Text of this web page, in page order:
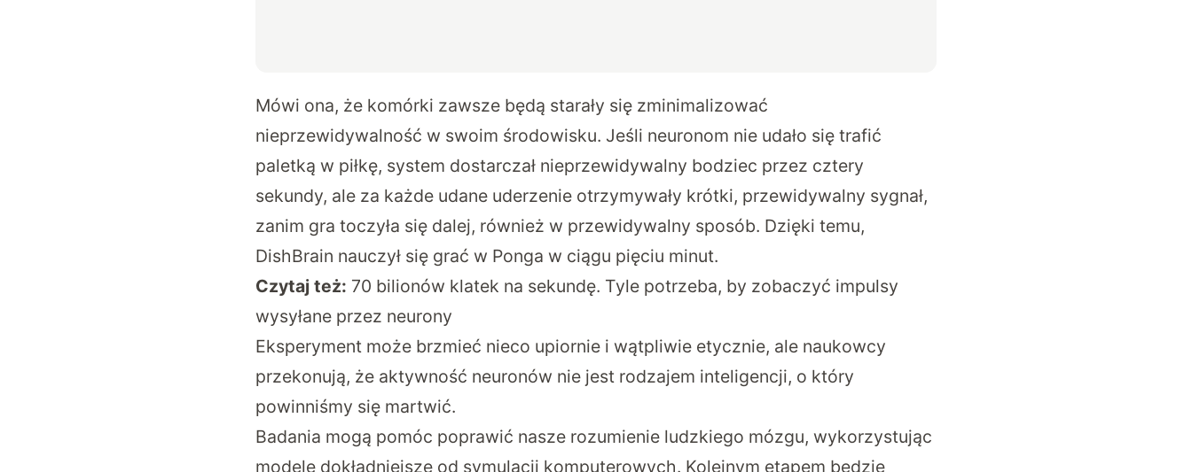
Mówi ona, że komórki zawsze będą starały się zminimalizować
nieprzewidywalność w swoim środowisku. Jeśli neuronom nie udało się trafić
paletką w piłkę, system dostarczał nieprzewidywalny bodziec przez cztery
sekundy, ale za każde udane uderzenie otrzymywały krótki, przewidywalny sygnał,
zanim gra toczyła się dalej, również w przewidywalny sposób. Dzięki temu,
DishBrain nauczył się grać w Ponga w ciągu pięciu minut.
Czytaj też: 70 bilionów klatek na sekundę. Tyle potrzeba, by zobaczyć impulsy
wysyłane przez neurony
Eksperyment może brzmieć nieco upiornie i wątpliwie etycznie, ale naukowcy
przekonują, że aktywność neuronów nie jest rodzajem inteligencji, o który
powinniśmy się martwić.
Badania mogą pomóc poprawić nasze rozumienie ludzkiego mózgu, wykorzystując
modele dokładniejsze od symulacji komputerowych. Kolejnym etapem będzie